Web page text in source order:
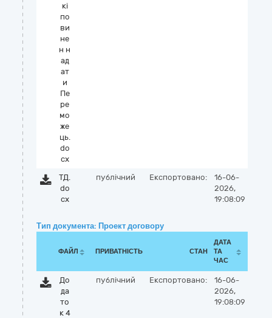
кі
по
ви
не
н н
ад
ат
и
Пе
ре
мо
же
ць.
do
cx
ТД.
do
cx
публічний Експортовано:
16-06-
2026,
19:08:09
Тип документа: Проект договору
ФАЙЛ ПРИВАТНІСТЬ СТАН
ДАТА
ТА
ЧАС
До
да
то
к 4
публічний Експортовано:
16-06-
2026,
19:08:09